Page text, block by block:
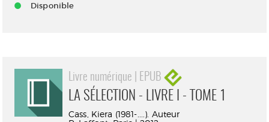
Disponible
Livre numérique | EPUB
LA SÉLECTION - LIVRE I - TOME 1
Cass, Kiera (1981-....). Auteur